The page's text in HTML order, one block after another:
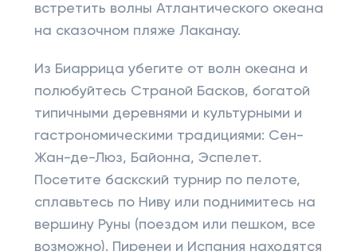
встретить волны Атлантического океана
на сказочном пляже Лаканау.
Из Биаррица убегите от волн океана и
полюбуйтесь Страной Басков, богатой
типичными деревнями и культурными и
гастрономическими традициями: Сен-
Жан-де-Люз, Байонна, Эспелет.
Посетите баскский турнир по пелоте,
сплавьтесь по Ниву или поднимитесь на
вершину Руны (поездом или пешком, все
возможно). Пиренеи и Испания находятся